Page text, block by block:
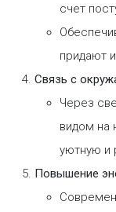
счет
придают
Связь с
Через
видом на
уютную и
Повышение